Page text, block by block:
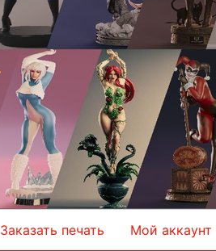
Заказать печать Мой аккаунт